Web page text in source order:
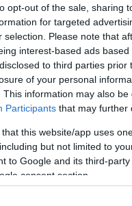
opt-out of the sale, sharing
for targeted
selection. Please note that
interest-based ads
to third parties
of your personal
This information may also
Participants that may further
that this website/app uses
but not limited to
to Google and its third-
consent section.
την παρέλαση των
καλλιτεχνικά
games, με τους
ΝΟΗΣΙΣ.
κ. Βασιλείου,
από 110
Παγκόσμιο